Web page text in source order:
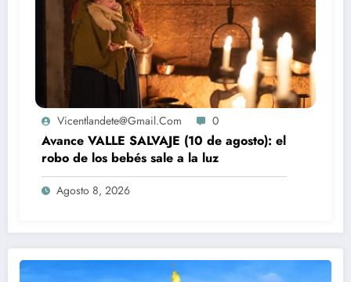
Vicentlandete@gmail.com 0
Avance VALLE SALVAJE (10 de agosto): el
robo de los bebés sale a la luz
Agosto 8, 2026